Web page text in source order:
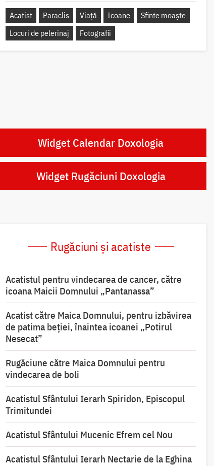
Acatist Paraclis Viață Icoane
Sfinte moaște
Locuri de pelerinaj
Fotografii
Widget Calendar Doxologia
Widget Rugăciuni Doxologia
Rugăciuni și acatiste
Acatistul pentru vindecarea de cancer, către
icoana Maicii Domnului „Pantanassa”
Acatist către Maica Domnului, pentru izbăvirea
de patima beției, înaintea icoanei „Potirul
Nesecat”
Rugăciune către Maica Domnului pentru
vindecarea de boli
Acatistul Sfântului Ierarh Spiridon, Episcopul
Trimitundei
Acatistul Sfântului Mucenic Efrem cel Nou
Acatistul Sfântului Ierarh Nectarie de la Eghina